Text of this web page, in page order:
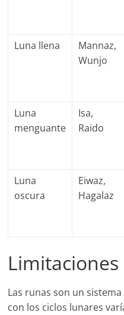
Luna llena
Mannaz,
Wunjo
Luna
menguante
Isa,
Raido
Luna
oscura
Eiwaz,
Hagalaz
Las runas son un
con los ciclos lunares